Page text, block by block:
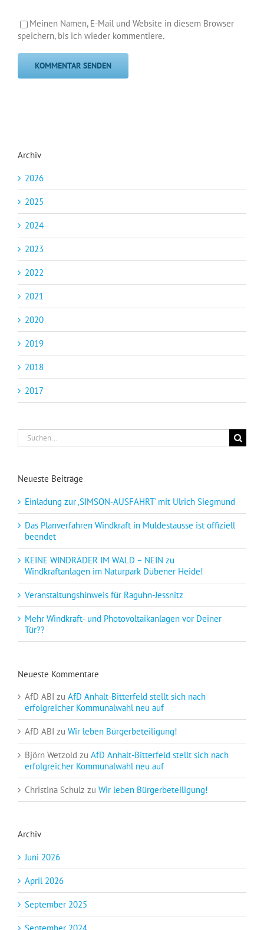
Meinen Namen, E-Mail und Website in diesem Browser
speichern, bis ich wieder kommentiere.
Archiv
2026
2025
2024
2023
2022
2021
2020
2019
2018
2017
Suche
nach:
Neueste Beiträge
Einladung zur ‚SIMSON-AUSFAHRT‘ mit Ulrich Siegmund
Das Planverfahren Windkraft in Muldestausse ist offiziell
beendet
KEINE WINDRÄDER IM WALD – NEIN zu
Windkraftanlagen im Naturpark Dübener Heide!
Veranstaltungshinweis für Raguhn-Jessnitz
Mehr Windkraft- und Photovoltaikanlagen vor Deiner
Tür??
Neueste Kommentare
AfD ABI zu AfD Anhalt-Bitterfeld stellt sich nach
erfolgreicher Kommunalwahl neu auf
AfD ABI zu Wir leben Bürgerbeteiligung!
Björn Wetzold zu AfD Anhalt-Bitterfeld stellt sich nach
erfolgreicher Kommunalwahl neu auf
Christina Schulz zu Wir leben Bürgerbeteiligung!
Archiv
Juni 2026
April 2026
September 2025